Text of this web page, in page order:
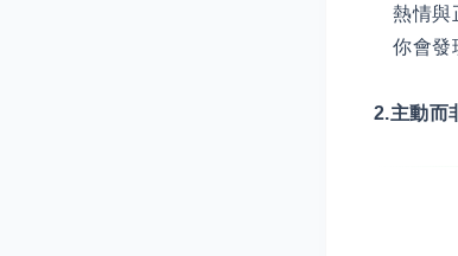
熱情與
你會發
2.主動而